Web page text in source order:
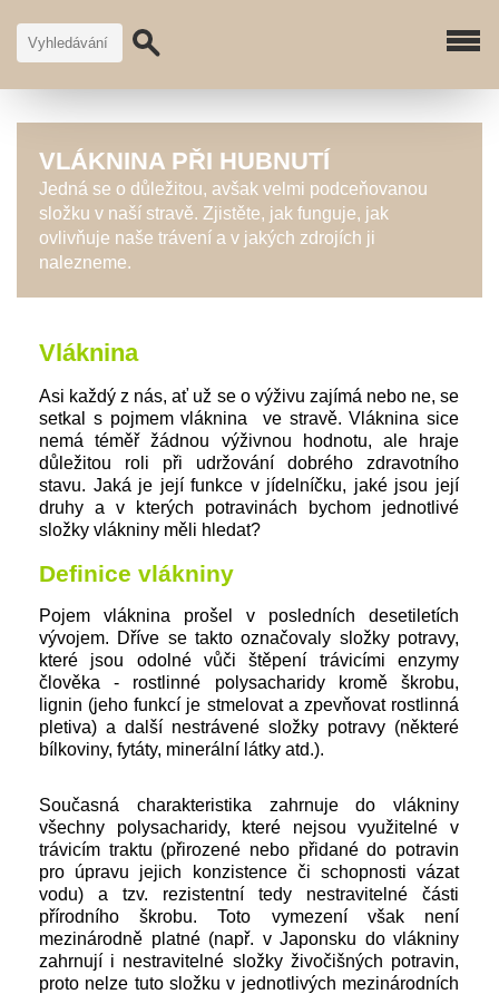
VLÁKNINA PŘI HUBNUTÍ
Jedná se o důležitou, avšak velmi podceňovanou
složku v naší stravě. Zjistěte, jak funguje, jak
ovlivňuje naše trávení a v jakých zdrojích ji
nalezneme.
Vláknina
Asi každý z nás, ať už se o výživu zajímá nebo ne, se
setkal s pojmem vláknina ve stravě. Vláknina sice
nemá téměř žádnou výživnou hodnotu, ale hraje
důležitou roli při udržování dobrého zdravotního
stavu. Jaká je její funkce v jídelníčku, jaké jsou její
druhy a v kterých potravinách bychom jednotlivé
složky vlákniny měli hledat?
Definice vlákniny
Pojem vláknina prošel v posledních desetiletích
vývojem. Dříve se takto označovaly složky potravy,
které jsou odolné vůči štěpení trávicími enzymy
člověka - rostlinné polysacharidy kromě škrobu,
lignin (jeho funkcí je stmelovat a zpevňovat rostlinná
pletiva) a další nestrávené složky potravy (některé
bílkoviny, fytáty, minerální látky atd.).
Současná charakteristika zahrnuje do vlákniny
všechny polysacharidy, které nejsou využitelné v
trávicím traktu (přirozené nebo přidané do potravin
pro úpravu jejich konzistence či schopnosti vázat
vodu) a tzv. rezistentní tedy nestravitelné části
přírodního škrobu. Toto vymezení však není
mezinárodně platné (např. v Japonsku do vlákniny
zahrnují i nestravitelné složky živočišných potravin,
proto nelze tuto složku v jednotlivých mezinárodních